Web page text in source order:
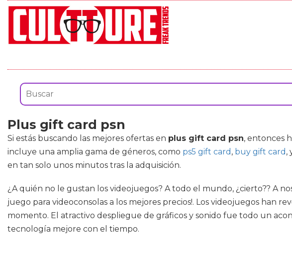
Plus gift card psn
Si estás buscando las mejores ofertas en plus gift card psn, entonces
incluye una amplia gama de géneros, como ps5 gift card , buy gift card ,
en tan solo unos minutos tras la adquisición.
¿A quién no le gustan los videojuegos? A todo el mundo, ¿cierto?? A
juego para videoconsolas a los mejores precios!. Los videojuegos han
momento. El atractivo despliegue de gráficos y sonido fue todo un
tecnología mejore con el tiempo.